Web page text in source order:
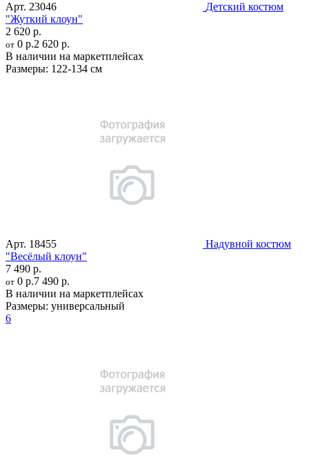
Арт. 23046
Детский костюм
"Жуткий клоун"
2 620 р.
от 0 р.2 620 р.
В наличии на маркетплейсах
Размеры: 122-134 см
Арт. 18455
Надувной костюм
"Весёлый клоун"
7 490 р.
от 0 р.7 490 р.
В наличии на маркетплейсах
Размеры: универсальный
6